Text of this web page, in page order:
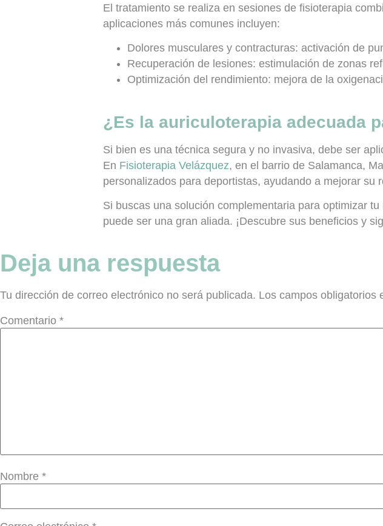
El tratamiento se realiza en sesiones de fisioterapia
aplicaciones más comunes incluyen:
Dolores musculares y contracturas: activación de
Recuperación de lesiones: estimulación de zonas
Optimización del rendimiento: mejora de la
¿Es la auriculoterapia adecuada
Si bien es una técnica segura y no invasiva, debe ser
En Fisioterapia Velázquez, en el barrio de Salamanca,
personalizados para deportistas, ayudando a mejorar su
Si buscas una solución complementaria para optimizar
puede ser una gran aliada. ¡Descubre sus beneficios y
Deja una respuesta
Tu dirección de correo electrónico no será publicada. Los campos obligatorios
Comentario *
Nombre *